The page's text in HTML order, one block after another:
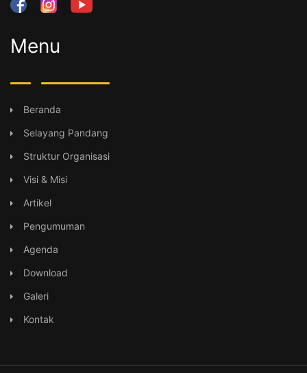
Menu
Beranda
Selayang Pandang
Struktur Organisasi
Visi & Misi
Artikel
Pengumuman
Agenda
Download
Galeri
Kontak